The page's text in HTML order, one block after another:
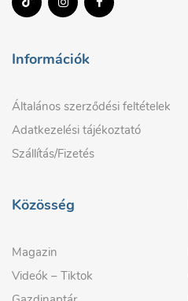
Információk
Általános szerződési feltételek
Adatkezelési tájékoztató
Szállítás/Fizetés
Közösség
Magazin
Videók – Tiktok